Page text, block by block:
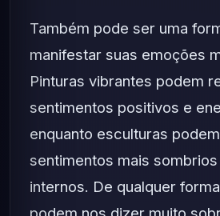
Também pode ser uma
manifestar suas emoções
Pinturas vibrantes podem
sentimentos positivos e
enquanto esculturas
sentimentos mais
internos. De qualquer